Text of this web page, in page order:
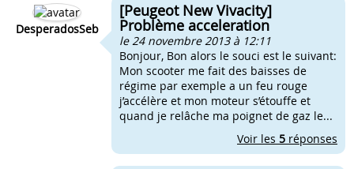
DesperadosSeb
[Peugeot New Vivacity]
Problème acceleration
le 24 novembre 2013 à 12:11
Bonjour, Bon alors le souci est le suivant:
Mon scooter me fait des baisses de
régime par exemple a un feu rouge
j’accélère et mon moteur s’étouffe et
quand je relâche ma poignet de gaz le...
Voir les 5 réponses